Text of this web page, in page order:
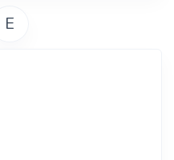
E